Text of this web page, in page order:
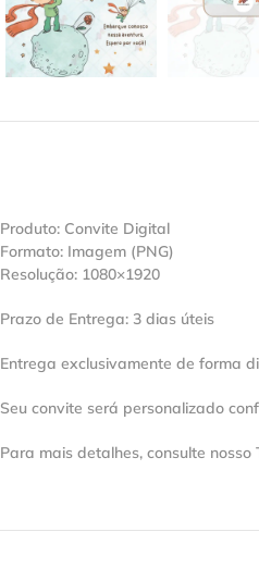
Produto: Convite Digital
Formato: Imagem (PNG)
Resolução: 1080×1920
Prazo de Entrega: 3 dias úteis
Entrega exclusivamente de forma
Seu convite será personalizado
Para mais detalhes, consulte